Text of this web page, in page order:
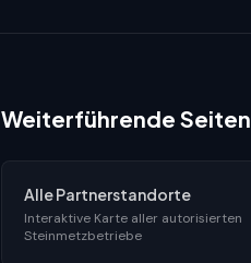
Weiterführende Seiten
Alle Partnerstandorte
Interaktive Karte aller autorisierten
Steinmetzbetriebe